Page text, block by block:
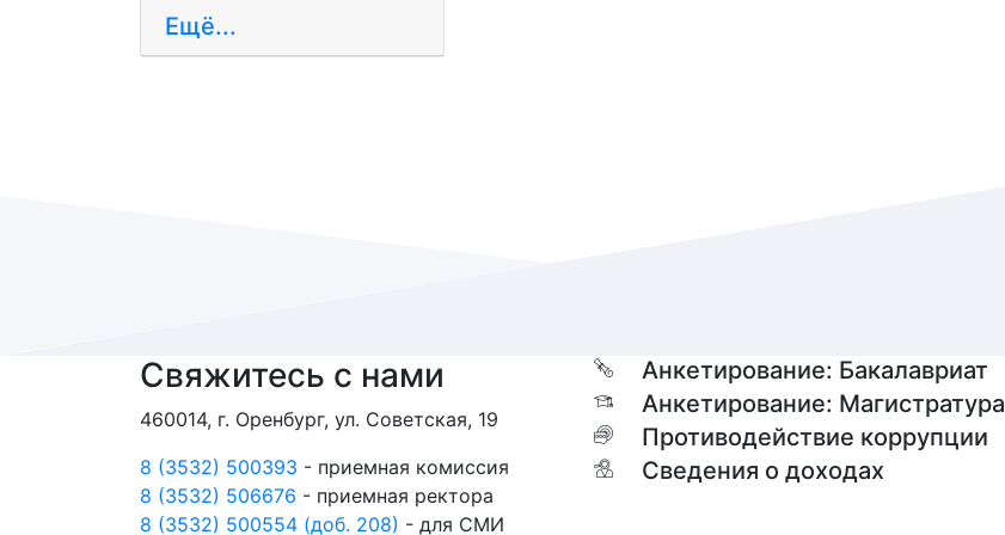
Ещё...
Свяжитесь с нами
460014, г. Оренбург, ул. Советская, 19
8 (3532) 500393 - приемная комиссия
8 (3532) 506676 - приемная ректора
8 (3532) 500554 (доб. 208) - для СМИ
Анкетирование: Бакалавриат
Анкетирование: Магистратура
Противодействие коррупции
Сведения о доходах